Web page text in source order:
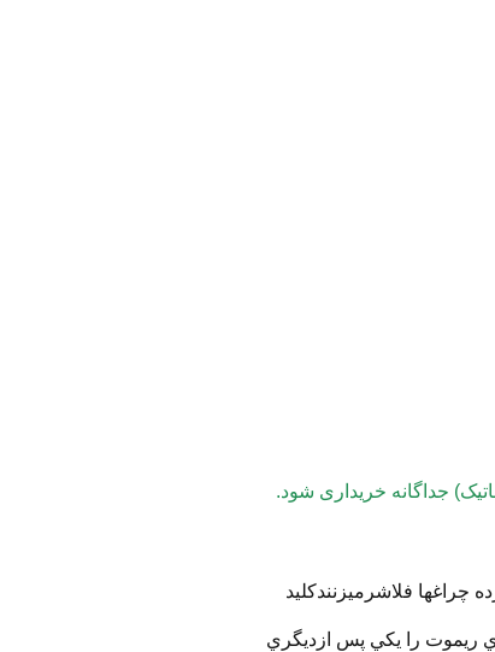
جداگانه خریداری شود.
چراغها فلاشرميزنندكليد
ريموت را يكي پس ازديگري